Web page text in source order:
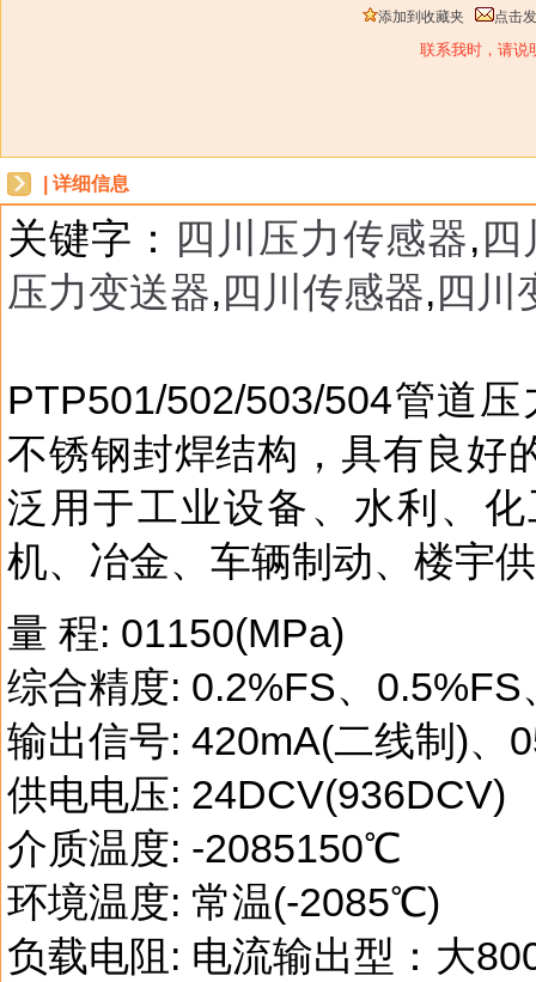
添加到收藏夹 点击
联系我时，请说
| 详细信息
关键字： 四川压力传感器,四
压力变送器,四川传感器,四川
PTP501/502/503/504管道
不锈钢封焊结构，具有良好
泛用于工业设备、水利、
机、冶金、车辆制动、楼宇
量 程: 01150(MPa)
综合精度: 0.2%FS、0.5%FS
输出信号: 420mA(二线制)、
供电电压: 24DCV(936DCV)
介质温度: -2085150℃
环境温度: 常温(-2085℃)
负载电阻: 电流输出型：大